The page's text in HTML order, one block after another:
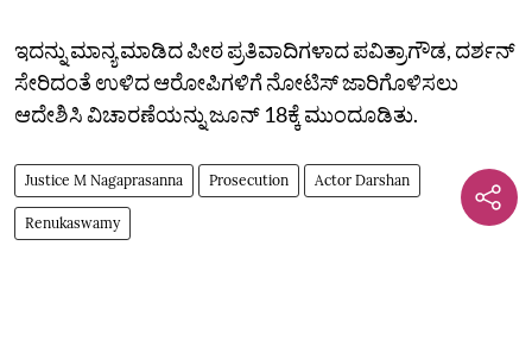
ಇದನ್ನು ಮಾನ್ಯ ಮಾಡಿದ ಪೀಠ ಪ್ರತಿವಾದಿಗಳಾದ ಪವಿತ್ರಾಗೌಡ, ದರ್ಶನ್‌
ಸೇರಿದಂತೆ ಉಳಿದ ಆರೋಪಿಗಳಿಗೆ ನೋಟಿಸ್‌ ಜಾರಿಗೊಳಿಸಲು
ಆದೇಶಿಸಿ ವಿಚಾರಣೆಯನ್ನು ಜೂನ್ 18ಕ್ಕೆ ಮುಂದೂಡಿತು.
Justice M Nagaprasanna Prosecution Actor Darshan
Renukaswamy